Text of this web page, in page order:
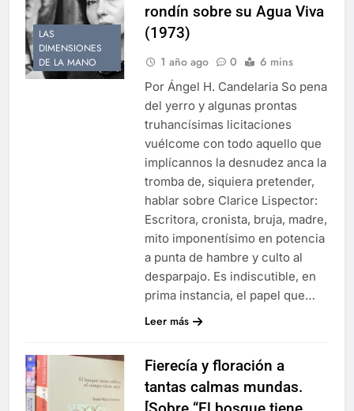
LAS
DIMENSIONES
DE LA MANO
rondín sobre su Agua Viva
(1973)
1 año ago 0 6 mins
Por Ángel H. Candelaria So pena
del yerro y algunas prontas
truhancísimas licitaciones
vuélcome con todo aquello que
implícannos la desnudez anca la
tromba de, siquiera pretender,
hablar sobre Clarice Lispector:
Escritora, cronista, bruja, madre,
mito imponentísimo en potencia
a punta de hambre y culto al
desparpajo. Es indiscutible, en
prima instancia, el papel que…
Leer más
Fierecía y floración a
tantas calmas mundas.